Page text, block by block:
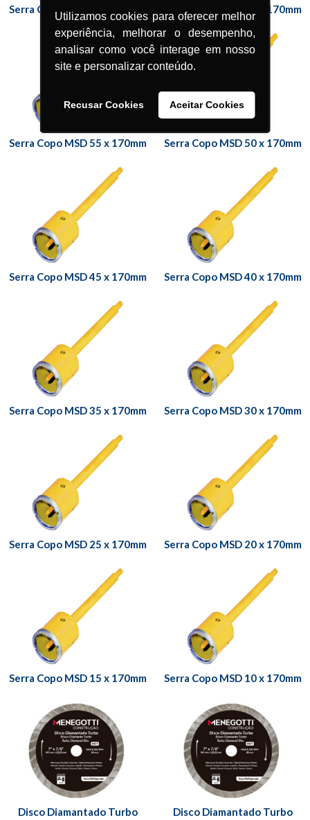
Utilizamos cookies para oferecer melhor
experiência, melhorar o desempenho,
analisar como você interage em nosso
site e personalizar conteúdo.
Recusar Cookies Aceitar Cookies
Serra Copo MSD 65 x 170mm Serra Copo MSD 60 x 170mm
Serra Copo MSD 55 x 170mm Serra Copo MSD 50 x 170mm
Serra Copo MSD 45 x 170mm Serra Copo MSD 40 x 170mm
Serra Copo MSD 35 x 170mm Serra Copo MSD 30 x 170mm
Serra Copo MSD 25 x 170mm Serra Copo MSD 20 x 170mm
Serra Copo MSD 15 x 170mm Serra Copo MSD 10 x 170mm
Disco Diamantado Turbo
Disco Diamantado Turbo